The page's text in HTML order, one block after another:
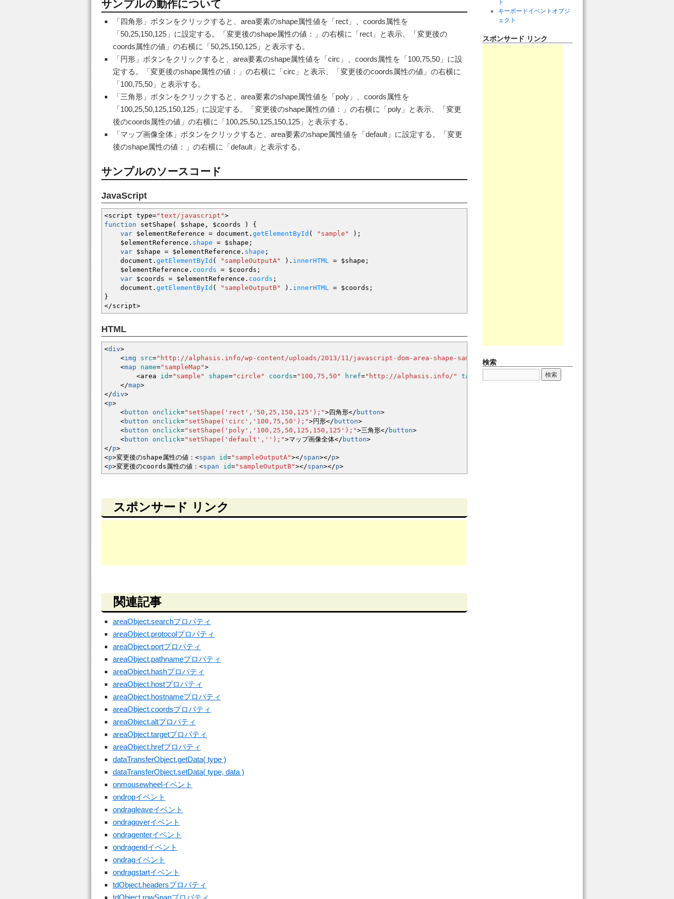
サンプルの動作について
「四角形」ボタンをクリックすると、area要素のshape属性値を「rect」、coords属性を
「50,25,150,125」に設定する。「変更後のshape属性の値：」の右横に「rect」と表示、「変更後の
coords属性の値」の右横に「50,25,150,125」と表示する。
「円形」ボタンをクリックすると、area要素のshape属性値を「circ」、coords属性を「100,75,50」に設
定する。「変更後のshape属性の値：」の右横に「circ」と表示、「変更後のcoords属性の値」の右横に
「100,75,50」と表示する。
「三角形」ボタンをクリックすると、area要素のshape属性値を「poly」、coords属性を
「100,25,50,125,150,125」に設定する。「変更後のshape属性の値：」の右横に「poly」と表示、「変更
後のcoords属性の値」の右横に「100,25,50,125,150,125」と表示する。
「マップ画像全体」ボタンをクリックすると、area要素のshape属性値を「default」に設定する。「変更
後のshape属性の値：」の右横に「default」と表示する。
サンプルのソースコード
JavaScript
<script type="text/javascript">
function setShape ( $shape , $coords )
{
var $elementReference = document. getElementById ( "sample" ) ;
$elementReference. shape = $shape ;
var $shape = $elementReference. shape ;
document. getElementById ( "sampleOutputA" ) . innerHTML = $shape ;
$elementReference. coords = $coords ;
var $coords = $elementReference. coords ;
document. getElementById ( "sampleOutputB" ) . innerHTML = $coords ;
}
</script>
HTML
<div>
<img src="http://alphasis.info/wp-content/uploads/2013/11/javascript-dom-area-shape-sample.png"
<map name="sampleMap">
<area id="sample" shape="circle" coords="100,75,50" href="http://alphasis.info/" target
</map>
</div>
<p>
<button onclick="setShape('rect','50,25,150,125');">四角形</ button>
<button onclick="setShape('circ','100,75,50');">円形</ button>
<button onclick="setShape('poly','100,25,50,125,150,125');">三角形</ button>
<button onclick="setShape('default','');">マップ画像全体</ button>
</p>
<p>変更後のshape属性の値： <span id="sampleOutputA"></span></p>
<p>変更後のcoords属性の値： <span id="sampleOutputB"></span></p>
スポンサード リンク
関連記事
areaObject.searchプロパティ
areaObject.protocolプロパティ
areaObject.portプロパティ
areaObject.pathnameプロパティ
areaObject.hashプロパティ
areaObject.hostプロパティ
areaObject.hostnameプロパティ
areaObject.coordsプロパティ
areaObject.altプロパティ
areaObject.targetプロパティ
areaObject.hrefプロパティ
dataTransferObject.getData( type )
dataTransferObject.setData( type, data )
onmousewheelイベント
ondropイベント
ondragleaveイベント
ondragoverイベント
ondragenterイベント
ondragendイベント
ondragイベント
ondragstartイベント
tdObject.headersプロパティ
tdObject.rowSpanプロパティ
ト
キーボードイベントオブジ
ェクト
スポンサード リンク
検索